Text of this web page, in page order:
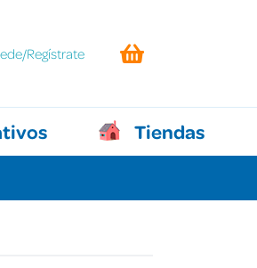
Regístrate
Tiendas